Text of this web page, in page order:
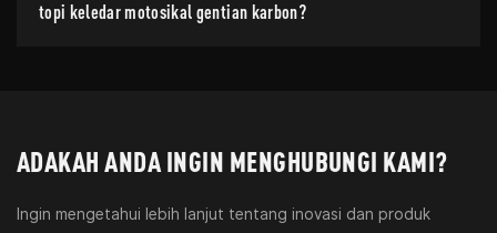
topi keledar motosikal gentian karbon?
ADAKAH ANDA INGIN MENGHUBUNGI KAMI?
Ingin mengetahui lebih lanjut tentang inovasi dan produk